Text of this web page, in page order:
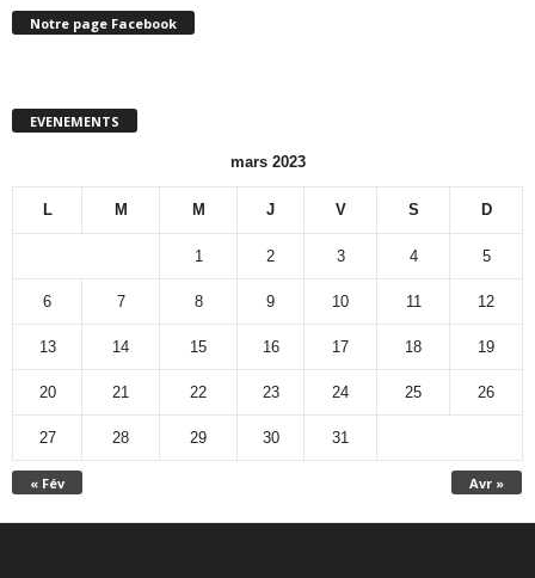
Notre page Facebook
EVENEMENTS
mars 2023
L M M J V S D
« Fév Avr »
1 2 3 4 5
6 7 8 9 10 11 12
13 14 15 16 17 18 19
20 21 22 23 24 25 26
27 28 29 30 31